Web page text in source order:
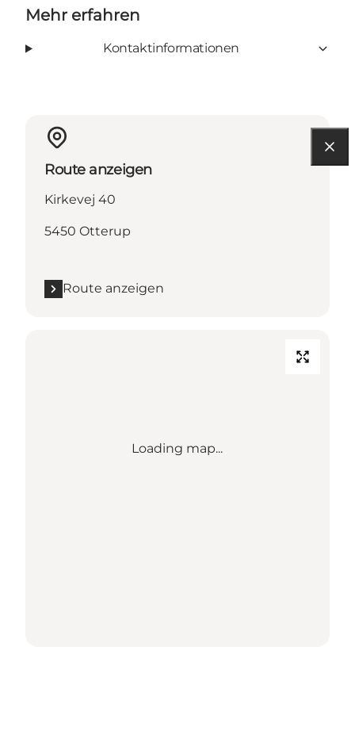
Mehr erfahren
Kontaktinformationen
Route anzeigen
Kirkevej 40
5450 Otterup
Route anzeigen
Loading map...